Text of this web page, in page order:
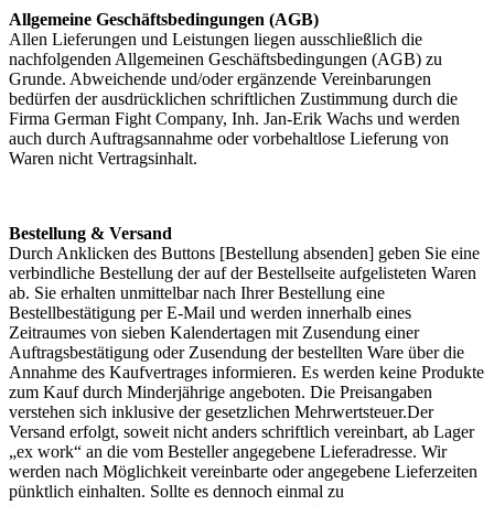
Allgemeine Geschäftsbedingungen (AGB)
Allen Lieferungen und Leistungen liegen ausschließlich die
nachfolgenden Allgemeinen Geschäftsbedingungen (AGB) zu
Grunde. Abweichende und/oder ergänzende Vereinbarungen
bedürfen der ausdrücklichen schriftlichen Zustimmung durch die
Firma German Fight Company, Inh. Jan-Erik Wachs und werden
auch durch Auftragsannahme oder vorbehaltlose Lieferung von
Waren nicht Vertragsinhalt.
Bestellung & Versand
Durch Anklicken des Buttons [Bestellung absenden] geben Sie eine
verbindliche Bestellung der auf der Bestellseite aufgelisteten Waren
ab. Sie erhalten unmittelbar nach Ihrer Bestellung eine
Bestellbestätigung per E-Mail und werden innerhalb eines
Zeitraumes von sieben Kalendertagen mit Zusendung einer
Auftragsbestätigung oder Zusendung der bestellten Ware über die
Annahme des Kaufvertrages informieren. Es werden keine Produkte
zum Kauf durch Minderjährige angeboten. Die Preisangaben
verstehen sich inklusive der gesetzlichen Mehrwertsteuer.Der
Versand erfolgt, soweit nicht anders schriftlich vereinbart, ab Lager
„ex work“ an die vom Besteller angegebene Lieferadresse. Wir
werden nach Möglichkeit vereinbarte oder angegebene Lieferzeiten
pünktlich einhalten. Sollte es dennoch einmal zu